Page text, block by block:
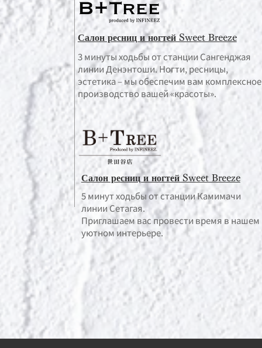
3 минуты ходьбы от станции Сангенджая
линии Денэнтоши. Ногти, ресницы,
эстетика – мы обеспечим вам комплексное
производство вашей «красоты».
5 минут ходьбы от станции Камимачи
линии Сетагая.
Приглашаем вас провести время в нашем
уютном интерьере.
Салон ресниц и ногтей Sweet Breeze
Салон ресниц и ногтей Sweet Breeze